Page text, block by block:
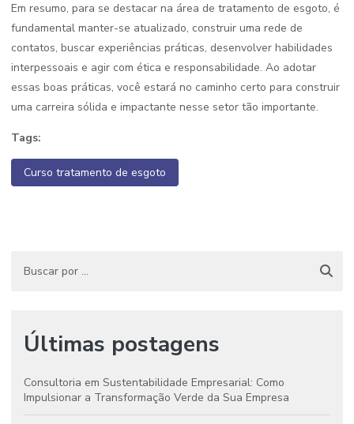
Em resumo, para se destacar na área de tratamento de esgoto, é
fundamental manter-se atualizado, construir uma rede de
contatos, buscar experiências práticas, desenvolver habilidades
interpessoais e agir com ética e responsabilidade. Ao adotar
essas boas práticas, você estará no caminho certo para construir
uma carreira sólida e impactante nesse setor tão importante.
Tags:
Curso tratamento de esgoto
Últimas postagens
Consultoria em Sustentabilidade Empresarial: Como
Impulsionar a Transformação Verde da Sua Empresa